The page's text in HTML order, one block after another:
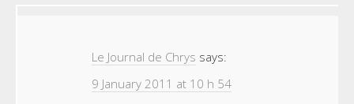
Le Journal de Chrys says:
9 January 2011 at 10 h 54